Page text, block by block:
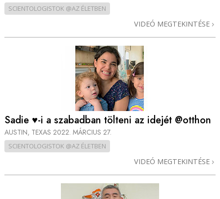
SCIENTOLOGISTOK @AZ ÉLETBEN
VIDEÓ MEGTEKINTÉSE
Sadie ♥-i a szabadban tölteni az idejét @otthon
AUSTIN, TEXAS 2022. MÁRCIUS 27.
SCIENTOLOGISTOK @AZ ÉLETBEN
VIDEÓ MEGTEKINTÉSE